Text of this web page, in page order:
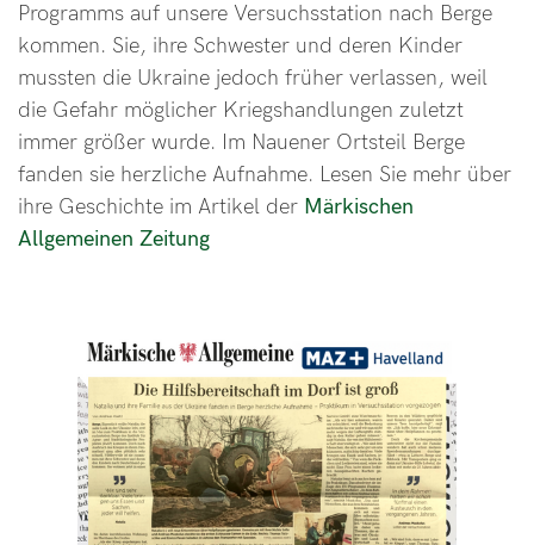
Programms auf unsere Versuchsstation nach Berge
kommen. Sie, ihre Schwester und deren Kinder
mussten die Ukraine jedoch früher verlassen, weil
die Gefahr möglicher Kriegshandlungen zuletzt
immer größer wurde. Im Nauener Ortsteil Berge
fanden sie herzliche Aufnahme. Lesen Sie mehr über
ihre Geschichte im Artikel der Märkischen
Allgemeinen Zeitung